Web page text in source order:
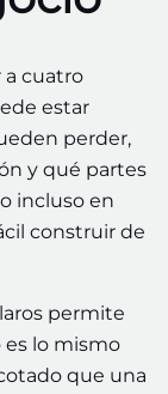
a cuatro
estar
perder,
y qué partes
incluso en
construir de
permite
es lo mismo
que una